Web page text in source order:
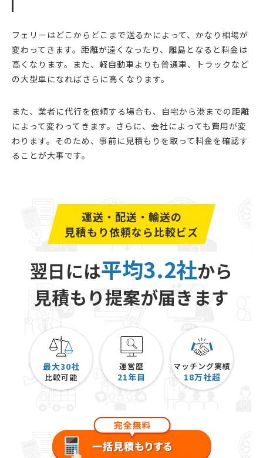
フェリーはどこからどこまで送るかによって、かなり相場が
変わってきます。距離が遠くなったり、離島となると料金は
高くなります。また、軽自動車よりも普通車、トラックなど
の大型車になればさらに高くなります。
また、業者に代行を依頼する場合も、自宅から港までの距離
によって変わってきます。さらに、会社によっても費用が変
わります。そのため、事前に見積もりを取って料金を確認す
ることが大事です。
運送・配送・輸送の
見積もり依頼なら比較ビズ
翌日には平均3.2社から
見積もり提案が届きます
最大30社
比較可能
運営歴
21年目
マッチング実績
18万社超